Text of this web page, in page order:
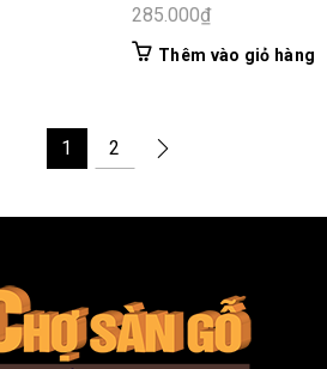
285.000₫
Thêm vào giỏ hàng
1 2